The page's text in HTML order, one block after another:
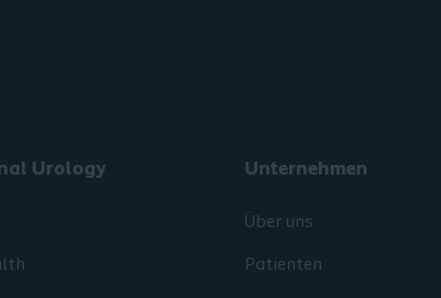
Urology Unternehmen
Über uns
Patienten